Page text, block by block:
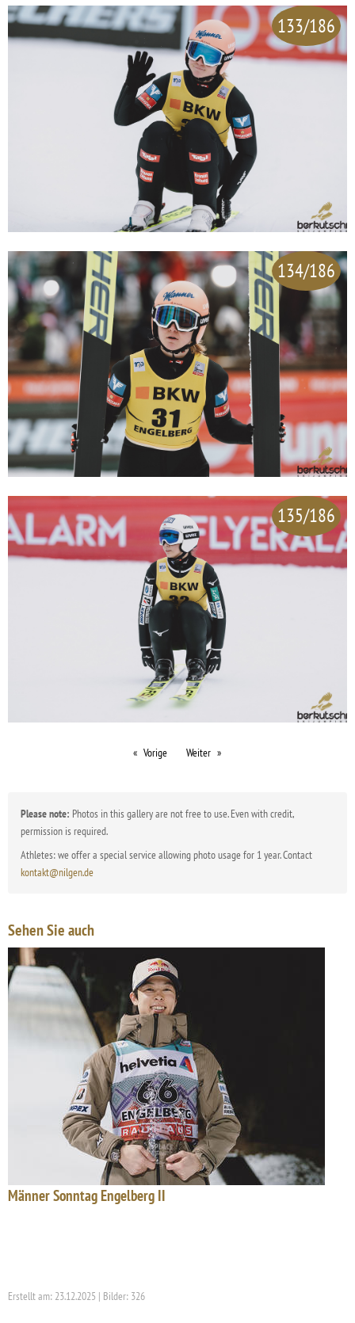
133/186
134/186
135/186
Vorige Weiter
Please note: Photos in this gallery are not free to use. Even with credit,
permission is required.
Athletes: we offer a special service allowing photo usage for 1 year. Contact
kontakt@nilgen.de
Sehen Sie auch
Männer Sonntag Engelberg II
Erstellt am: 23.12.2025 | Bilder: 326